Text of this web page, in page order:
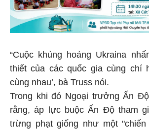
“Cuộc khủng hoảng Ukraina
thiết của các quốc gia cùng chí
cùng nhau’, bà Truss nói.
Trong khi đó Ngoại trưởng Ấn
rằng, áp lực buộc Ấn Độ tham
trừng phạt giống như một "chiến